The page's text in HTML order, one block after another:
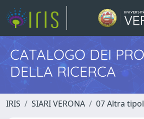
CATALOGO DEI
DELLA RICERCA
IRIS SIARI VERONA 07 Altra